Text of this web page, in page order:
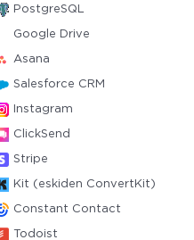
PostgreSQL
Google Drive
Asana
Salesforce CRM
Instagram
ClickSend
Stripe
Kit (eskiden ConvertKit)
Constant Contact
Todoist